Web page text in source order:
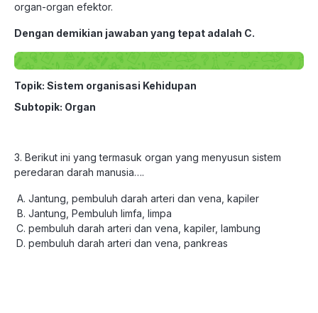
organ-organ efektor.
Dengan demikian jawaban yang tepat adalah C.
Topik: Sistem organisasi Kehidupan
Subtopik: Organ
3. Berikut ini yang termasuk organ yang menyusun sistem
peredaran darah manusia….
Jantung, pembuluh darah arteri dan vena, kapiler
Jantung, Pembuluh limfa, limpa
pembuluh darah arteri dan vena, kapiler, lambung
pembuluh darah arteri dan vena, pankreas